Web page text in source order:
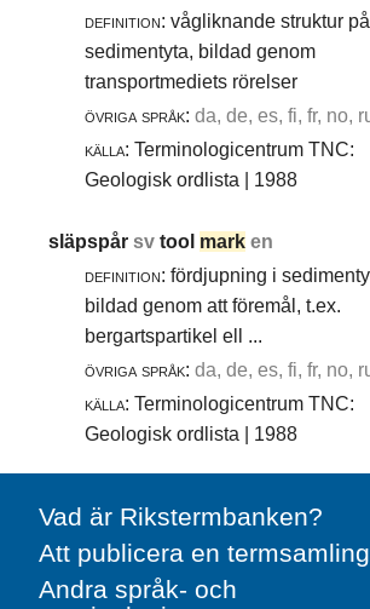
definition: vågliknande struktur på
sedimentyta, bildad genom
transportmediets rörelser
övriga språk: da, de, es, fi, fr, no,
källa: Terminologicentrum TNC:
Geologisk ordlista | 1988
släpspårsvtool mark en
definition: fördjupning i
bildad genom att föremål, t.ex.
bergartspartikel ell ...
övriga språk: da, de, es, fi, fr, no,
källa: Terminologicentrum TNC:
Geologisk ordlista | 1988
Vad är Rikstermbanken?
Att publicera en termsamling
Andra språk- och